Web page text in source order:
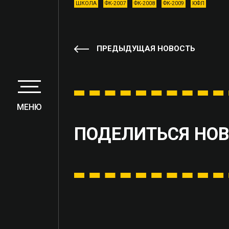
МЕНЮ
ШКОЛА ФК-2007 ФК-2008 ФК-2009 ЮФЛ
ПРЕДЫДУЩАЯ НОВОСТЬ
ПОДЕЛИТЬСЯ